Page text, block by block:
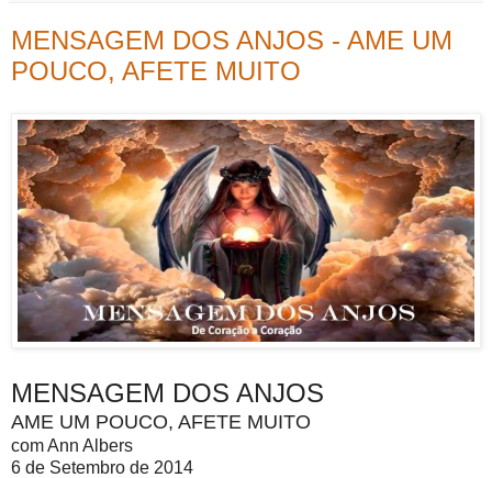
MENSAGEM DOS ANJOS - AME UM
POUCO, AFETE MUITO
MENSAGEM DOS ANJOS
AME UM POUCO, AFETE MUITO
com Ann Albers
6 de Setembro de 2014